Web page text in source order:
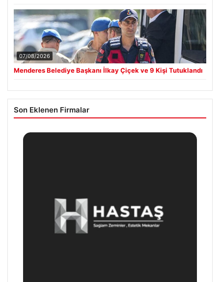
07/08/2026
Menderes Belediye Başkanı İlkay Çiçek ve 9 Kişi Tutuklandı
Son Eklenen Firmalar